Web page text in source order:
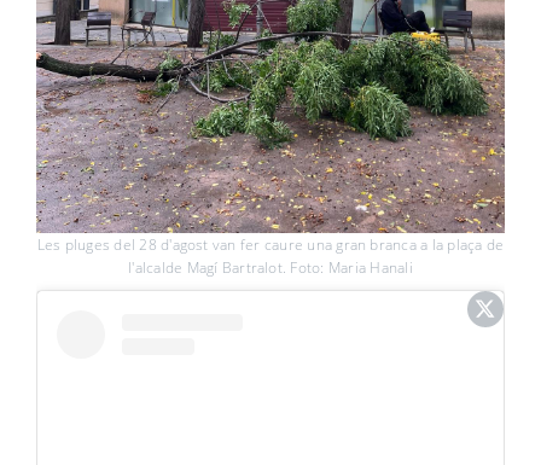
Les pluges del 28 d'agost van fer caure una gran branca a la plaça de
l'alcalde Magí Bartralot. Foto: Maria Hanali